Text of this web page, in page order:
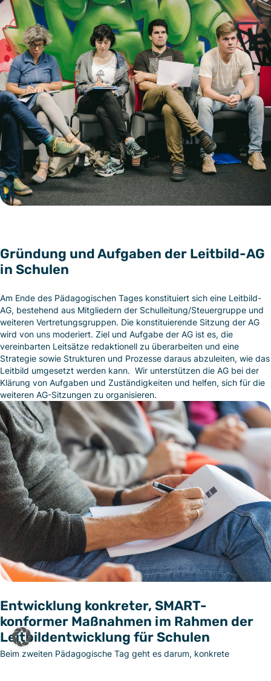
Gründung und Aufgaben der Leitbild-AG
in Schulen
Am Ende des Pädagogischen Tages konstituiert sich eine Leitbild-
AG, bestehend aus Mitgliedern der Schulleitung/Steuergruppe und
weiteren Vertretungsgruppen. Die konstituierende Sitzung der AG
wird von uns moderiert. Ziel und Aufgabe der AG ist es, die
vereinbarten Leitsätze redaktionell zu überarbeiten und eine
Strategie sowie Strukturen und Prozesse daraus abzuleiten, wie das
Leitbild umgesetzt werden kann. Wir unterstützen die AG bei der
Klärung von Aufgaben und Zuständigkeiten und helfen, sich für die
weiteren AG-Sitzungen zu organisieren.
Entwicklung konkreter, SMART-
konformer Maßnahmen im Rahmen der
Leitbildentwicklung für Schulen
Beim zweiten Pädagogische Tag geht es darum, konkrete